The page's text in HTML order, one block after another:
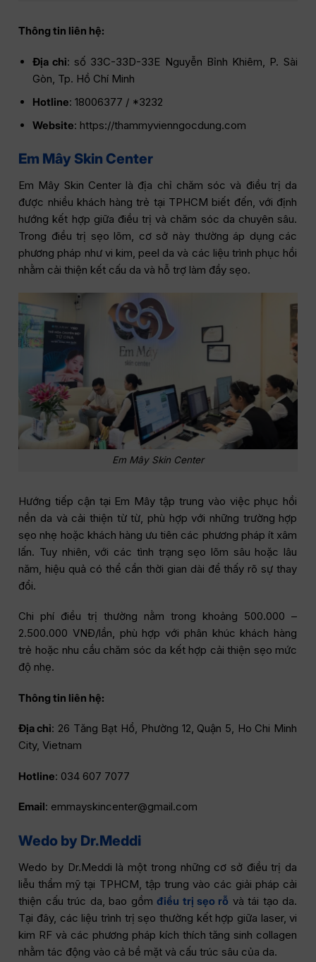
Thông tin liên hệ:
Địa chỉ: số 33C-33D-33E Nguyễn Bỉnh Khiêm, P. Sài
Gòn, Tp. Hồ Chí Minh
Hotline: 18006377 / *3232
Website: https://thammyvienngocdung.com
Em Mây Skin Center
Em Mây Skin Center là địa chỉ chăm sóc và điều trị da
được nhiều khách hàng trẻ tại TPHCM biết đến, với định
hướng kết hợp giữa điều trị và chăm sóc da chuyên sâu.
Trong điều trị sẹo lõm, cơ sở này thường áp dụng các
phương pháp như vi kim, peel da và các liệu trình phục hồi
nhằm cải thiện kết cấu da và hỗ trợ làm đầy sẹo.
Em Mây Skin Center
Hướng tiếp cận tại Em Mây tập trung vào việc phục hồi
nền da và cải thiện từ từ, phù hợp với những trường hợp
sẹo nhẹ hoặc khách hàng ưu tiên các phương pháp ít xâm
lấn. Tuy nhiên, với các tình trạng sẹo lõm sâu hoặc lâu
năm, hiệu quả có thể cần thời gian dài để thấy rõ sự thay
đổi.
Chi phí điều trị thường nằm trong khoảng 500.000 –
2.500.000 VNĐ/lần, phù hợp với phân khúc khách hàng
trẻ hoặc nhu cầu chăm sóc da kết hợp cải thiện sẹo mức
độ nhẹ.
Thông tin liên hệ:
Địa chỉ: 26 Tăng Bạt Hổ, Phường 12, Quận 5, Ho Chi Minh
City, Vietnam
Hotline: 034 607 7077
Email: emmayskincenter@gmail.com
Wedo by Dr.Meddi
Wedo by Dr.Meddi là một trong những cơ sở điều trị da
liễu thẩm mỹ tại TPHCM, tập trung vào các giải pháp cải
thiện cấu trúc da, bao gồmđiều trị sẹo rỗ và tái tạo da.
Tại đây, các liệu trình trị sẹo thường kết hợp giữa laser, vi
kim RF và các phương pháp kích thích tăng sinh collagen
nhằm tác động vào cả bề mặt và cấu trúc sâu của da.